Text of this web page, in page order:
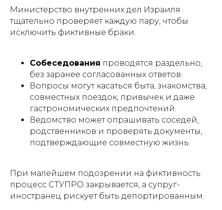
Министерство внутренних дел Израиля
тщательно проверяет каждую пару, чтобы
исключить фиктивные браки.
Собеседования проводятся раздельно,
без заранее согласованных ответов.
Вопросы могут касаться быта, знакомства,
совместных поездок, привычек и даже
гастрономических предпочтений.
Ведомство может опрашивать соседей,
родственников и проверять документы,
подтверждающие совместную жизнь.
При малейшем подозрении на фиктивность
процесс СТУПРО закрывается, а супруг-
иностранец рискует быть депортированным.